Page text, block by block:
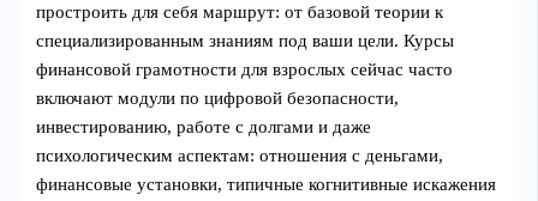
простроить для себя маршрут: от базовой теории к
специализированным знаниям под ваши цели. Курсы
финансовой грамотности для взрослых сейчас часто
включают модули по цифровой безопасности,
инвестированию, работе с долгами и даже
психологическим аспектам: отношения с деньгами,
финансовые установки, типичные когнитивные искажения